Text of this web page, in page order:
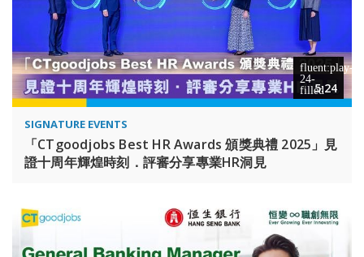
5:24
SIGNATURE EVENTS
「CTgoodjobs Best HR Awards 頒獎典禮 2025」見
證十周年輝煌時刻．評審分享專業HR洞見